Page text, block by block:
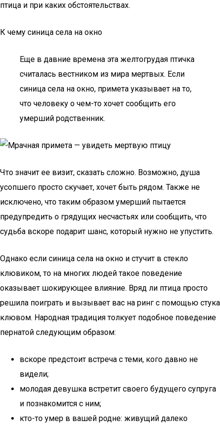
птица и при каких обстоятельствах.
К чему синица села на окно
Еще в давние времена эта желтогрудая птичка
считалась вестником из мира мертвых. Если
синица села на окно, примета указывает на то,
что человеку о чем-то хочет сообщить его
умерший родственник.
Что значит ее визит, сказать сложно. Возможно, душа
усопшего просто скучает, хочет быть рядом. Также не
исключено, что таким образом умерший пытается
предупредить о грядущих несчастьях или сообщить, что
судьба вскоре подарит шанс, который нужно не упустить.
Однако если синица села на окно и стучит в стекло
клювиком, то на многих людей такое поведение
оказывает шокирующее влияние. Вряд ли птица просто
решила поиграть и вызывает вас на ринг с помощью стука
клювом. Народная традиция толкует подобное поведение
пернатой следующим образом:
вскоре предстоит встреча с теми, кого давно не
видели;
молодая девушка встретит своего будущего супруга
и познакомится с ним;
кто-то умер в вашей родне: живущий далеко